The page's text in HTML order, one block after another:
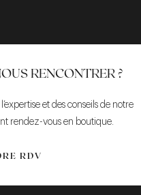
RENCONTRER ?
et des conseils de notre
rendez-vous en boutique.
RDV